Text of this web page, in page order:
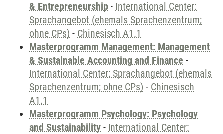
& Entrepreneurship - International Center:
Sprachangebot (ehemals Sprachenzentrum;
ohne CPs) - Chinesisch A1.1
Masterprogramm Management: Management
& Sustainable Accounting and Finance -
International Center: Sprachangebot (ehemals
Sprachenzentrum; ohne CPs) - Chinesisch
A1.1
Masterprogramm Psychology: Psychology
and Sustainability - International Center: